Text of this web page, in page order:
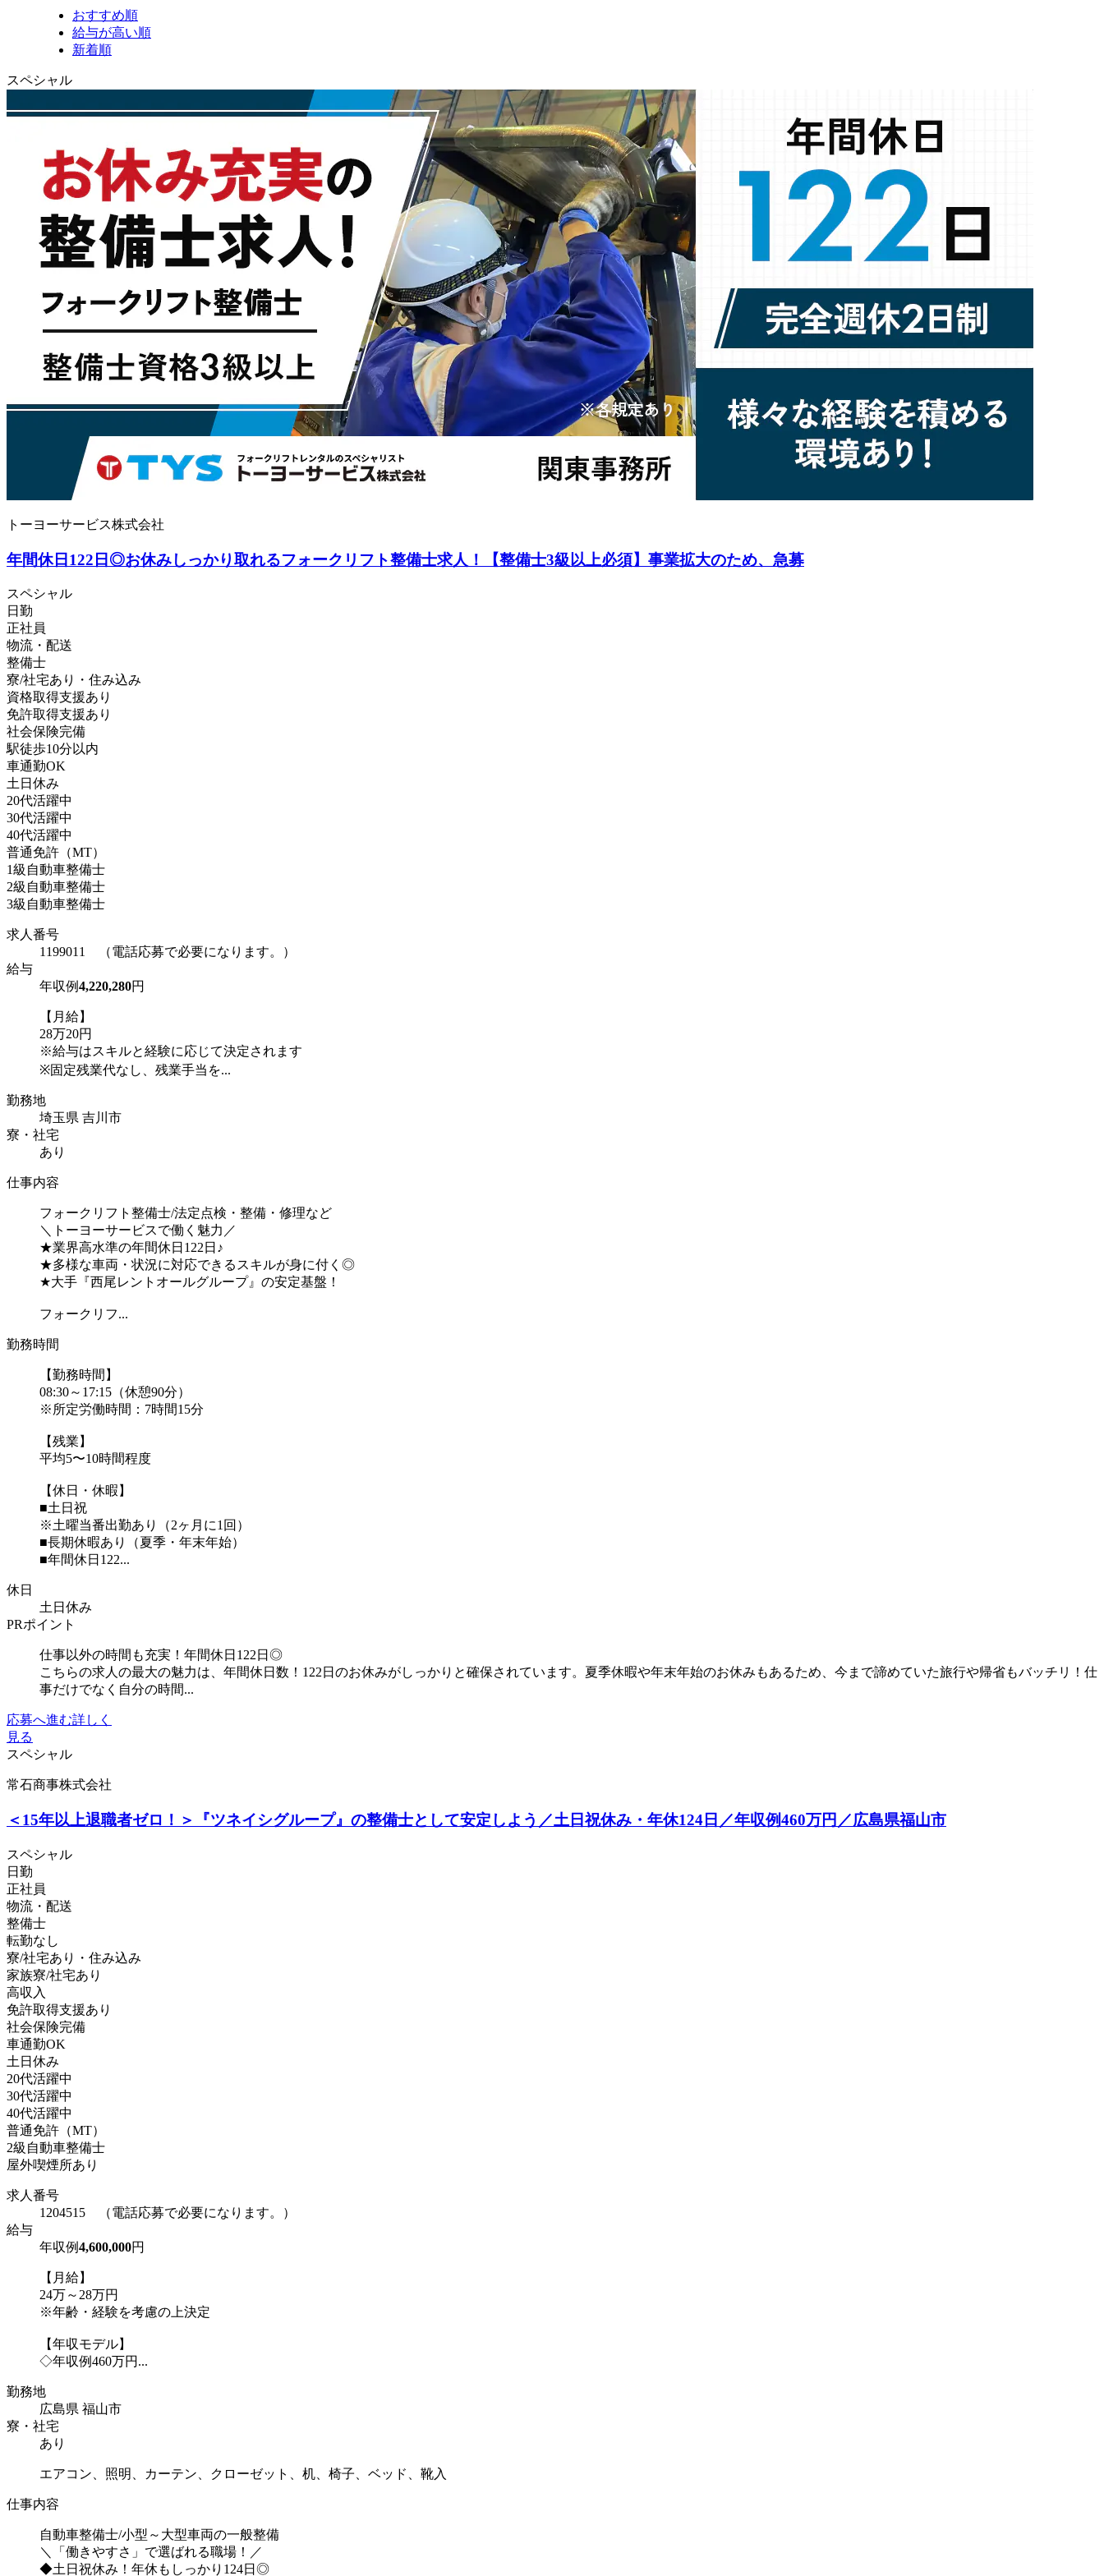
おすすめ順
給与が高い順
新着順
スペシャル
トーヨーサービス株式会社
年間休日122日◎お休みしっかり取れるフォークリフト整備士求人！【整備士3級以上必須】事業拡大のため、急募
スペシャル
日勤
正社員
物流・配送
整備士
寮/社宅あり・住み込み
資格取得支援あり
免許取得支援あり
社会保険完備
駅徒歩10分以内
車通勤OK
土日休み
20代活躍中
30代活躍中
40代活躍中
普通免許（MT）
1級自動車整備士
2級自動車整備士
3級自動車整備士
求人番号
1199011 （電話応募で必要になります。）
給与
年収例4,220,280円
【月給】
28万20円
※給与はスキルと経験に応じて決定されます
※固定残業代なし、残業手当を...
勤務地
埼玉県 吉川市
寮・社宅
あり
仕事内容
フォークリフト整備士/法定点検・整備・修理など
＼トーヨーサービスで働く魅力／
★業界高水準の年間休日122日♪
★多様な車両・状況に対応できるスキルが身に付く◎
★大手『西尾レントオールグループ』の安定基盤！
フォークリフ...
勤務時間
【勤務時間】
08:30～17:15（休憩90分）
※所定労働時間：7時間15分
【残業】
平均5〜10時間程度
【休日・休暇】
■土日祝
※土曜当番出勤あり（2ヶ月に1回）
■長期休暇あり（夏季・年末年始）
■年間休日122...
休日
土日休み
PRポイント
仕事以外の時間も充実！年間休日122日◎
こちらの求人の最大の魅力は、年間休日数！122日のお休みがしっかりと確保されています。夏季休暇や年末年始のお休みもあるため、今まで諦めていた旅行や帰省もバッチリ！仕
事だけでなく自分の時間...
応募へ進む詳しく
見る
スペシャル
常石商事株式会社
＜15年以上退職者ゼロ！＞『ツネイシグループ』の整備士として安定しよう／土日祝休み・年休124日／年収例460万円／広島県福山市
スペシャル
日勤
正社員
物流・配送
整備士
転勤なし
寮/社宅あり・住み込み
家族寮/社宅あり
高収入
免許取得支援あり
社会保険完備
車通勤OK
土日休み
20代活躍中
30代活躍中
40代活躍中
普通免許（MT）
2級自動車整備士
屋外喫煙所あり
求人番号
1204515 （電話応募で必要になります。）
給与
年収例4,600,000円
【月給】
24万～28万円
※年齢・経験を考慮の上決定
【年収モデル】
◇年収例460万円...
勤務地
広島県 福山市
寮・社宅
あり
エアコン、照明、カーテン、クローゼット、机、椅子、ベッド、靴入
仕事内容
自動車整備士/小型～大型車両の一般整備
＼「働きやすさ」で選ばれる職場！／
◆土日祝休み！年休もしっかり124日◎